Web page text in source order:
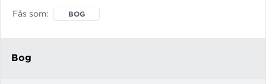
Fås som BOG
Bog